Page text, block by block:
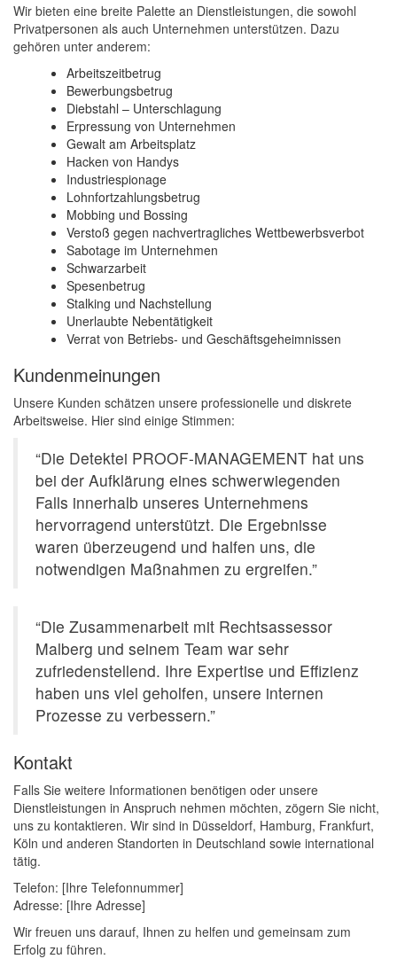
Wir bieten eine breite Palette an Dienstleistungen, die sowohl
Privatpersonen als auch Unternehmen unterstützen. Dazu
gehören unter anderem:
Arbeitszeitbetrug
Bewerbungsbetrug
Diebstahl – Unterschlagung
Erpressung von Unternehmen
Gewalt am Arbeitsplatz
Hacken von Handys
Industriespionage
Lohnfortzahlungsbetrug
Mobbing und Bossing
Verstoß gegen nachvertragliches Wettbewerbsverbot
Sabotage im Unternehmen
Schwarzarbeit
Spesenbetrug
Stalking und Nachstellung
Unerlaubte Nebentätigkeit
Verrat von Betriebs- und Geschäftsgeheimnissen
Kundenmeinungen
Unsere Kunden schätzen unsere professionelle und diskrete
Arbeitsweise. Hier sind einige Stimmen:
“Die Detektei PROOF-MANAGEMENT hat uns
bei der Aufklärung eines schwerwiegenden
Falls innerhalb unseres Unternehmens
hervorragend unterstützt. Die Ergebnisse
waren überzeugend und halfen uns, die
notwendigen Maßnahmen zu ergreifen.”
“Die Zusammenarbeit mit Rechtsassessor
Malberg und seinem Team war sehr
zufriedenstellend. Ihre Expertise und Effizienz
haben uns viel geholfen, unsere internen
Prozesse zu verbessern.”
Kontakt
Falls Sie weitere Informationen benötigen oder unsere
Dienstleistungen in Anspruch nehmen möchten, zögern Sie nicht,
uns zu kontaktieren. Wir sind in Düsseldorf, Hamburg, Frankfurt,
Köln und anderen Standorten in Deutschland sowie international
tätig.
Telefon: [Ihre Telefonnummer]
Adresse: [Ihre Adresse]
Wir freuen uns darauf, Ihnen zu helfen und gemeinsam zum
Erfolg zu führen.